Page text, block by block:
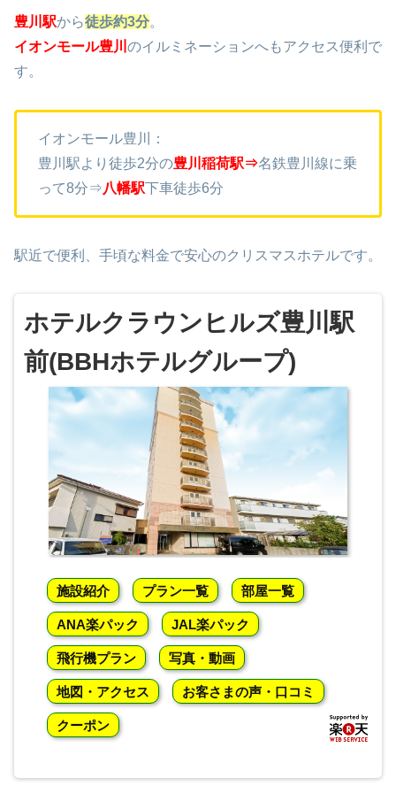
豊川駅から徒歩約3分。
イオンモール豊川 のイルミネーションへもアクセス便利で
す。
イオンモール豊川：
豊川駅より徒歩2分の豊川稲荷駅⇒名鉄豊川線に乗
って8分⇒八幡駅下車徒歩6分
駅近で便利、手頃な料金で安心のクリスマスホテルです。
ホテルクラウンヒルズ豊川駅
前(BBHホテルグループ)
施設紹介 プラン一覧 部屋一覧
ANA楽パック JAL楽パック
飛行機プラン 写真・動画
地図・アクセス お客さまの声・口コミ
クーポン